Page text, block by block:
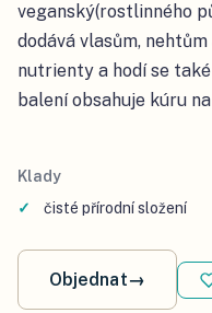
veganský(rostlinného
dodává vlasům,
nutrienty a hodí se
balení obsahuje kúru
Klady
čisté přírodní složení
Objednat→